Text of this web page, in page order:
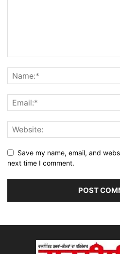
Save my name, email, and
next time I comment.